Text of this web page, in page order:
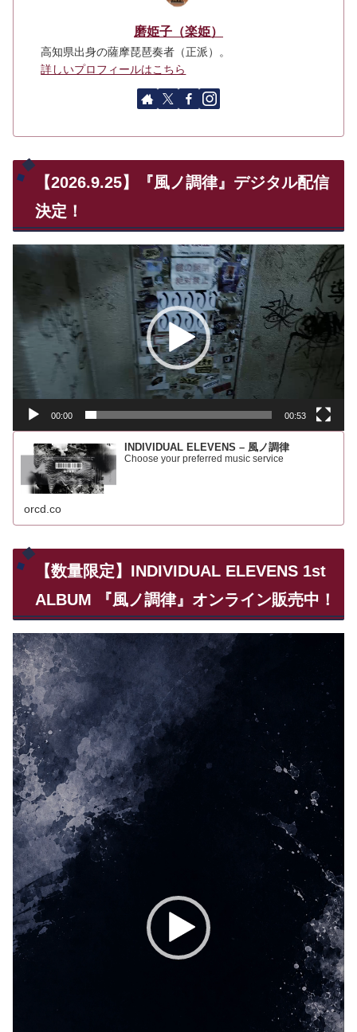
磨姫子（楽姫）
高知県出身の薩摩琵琶奏者（正派）。
詳しいプロフィールはこちら
【2026.9.25】『風ノ調律』デジタル配信
決定！
レ
ー
ー
00:00 00:53
INDIVIDUAL ELEVENS – 風ノ調律
Choose your preferred music service
orcd.co
【数量限定】INDIVIDUAL ELEVENS 1st
ALBUM 『風ノ調律』オンライン販売中！
動
画
プ
レ
ー
ヤ
ー